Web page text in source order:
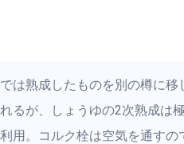
は熟成したものを別の樽に移
るが、しょうゆの2次熟成は
用。コルク栓は空気を通すの